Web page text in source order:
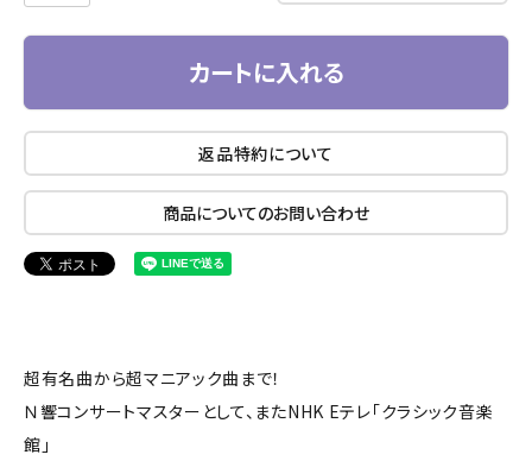
カートに入れる
返品特約について
商品についてのお問い合わせ
超有名曲から超マニアック曲まで！
Ｎ響コンサートマスターとして、またNHK Eテレ「クラシック音楽
館」